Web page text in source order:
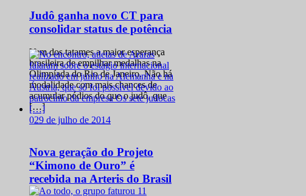
Judô ganha novo CT para
consolidar status de potência
Vem dos tatames a maior esperança
brasileira de empilhar medalhas na
Olimpíada do Rio de Janeiro. Não há
modalidade com mais chances de
acumular pódios do que o judô, que
[…]
029 de julho de 2014
Nova geração do Projeto
“Kimono de Ouro” é
recebida na Arteris do Brasil